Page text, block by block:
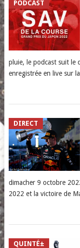
PODCAST
pluie, le podcast suit le
enregistrée en live sur
DIRECT
dimacher 9 octobre
2022 et la victoire de
QUINTÉ±